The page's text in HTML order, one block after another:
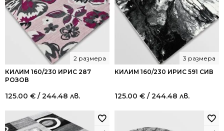
КИЛИМ 160/230 ИРИС 287
РОЗОВ
2 размера
125.00 € / 244.48 лв.
КИЛИМ 160/230 ИРИС 591 СИВ
3 размера
125.00 € / 244.48 лв.